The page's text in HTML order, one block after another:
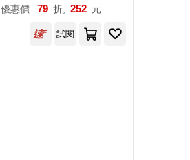
優惠價: 79 折, 252 元
試閱